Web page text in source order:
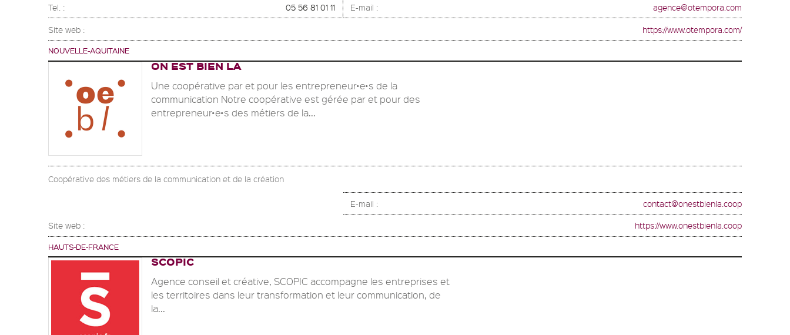
Tel. : 05 56 81 01 11 E-mail : agence@otempora.com
Site web : https://www.otempora.com/
NOUVELLE-AQUITAINE
ON EST BIEN LA
Une coopérative par et pour les entrepreneur•e•s de la
communication Notre coopérative est gérée par et pour des
entrepreneur•e•s des métiers de la...
Coopérative des métiers de la communication et de la création
E-mail : contact@onestbienla.coop
Site web : https://www.onestbienla.coop
HAUTS-DE-FRANCE
SCOPIC
Agence conseil et créative, SCOPIC accompagne les entreprises et
les territoires dans leur transformation et leur communication, de
la...